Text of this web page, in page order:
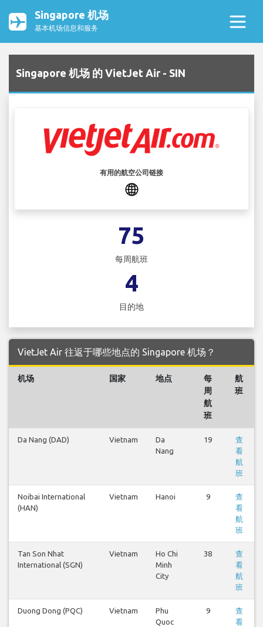
Singapore 机场
基本机场信息和服务
Singapore 机场 的 VietJet Air - SIN
有用的航空公司链接
75
每周航班
4
目的地
VietJet Air 往返于哪些地点的 Singapore 机场？
机场 国家 地点
每
周
航
班
航
班
Da Nang (DAD) Vietnam
Da
Nang
19
查
看
航
班
Noibai International
(HAN)
Vietnam Hanoi 9
查
看
航
班
Tan Son Nhat
International (SGN)
Vietnam
Ho Chi
Minh
City
38
查
看
航
班
Duong Dong (PQC) Vietnam
Phu
Quoc
9
查
看